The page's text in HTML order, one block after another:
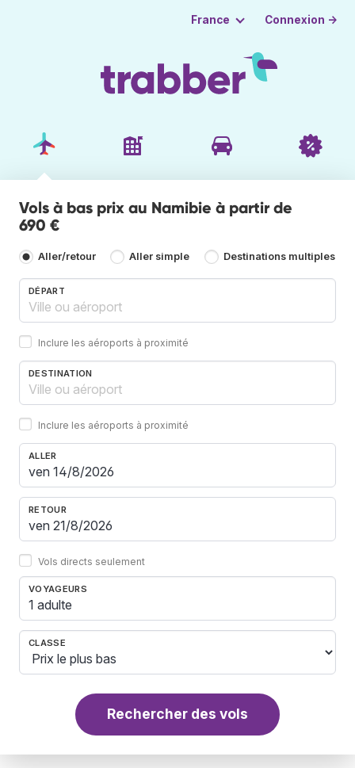
France Connexion →
Vols à bas prix au Namibie à partir de
690 €
Aller/retour Aller simple Destinations multiples
DÉPART
Inclure les aéroports à proximité
DESTINATION
Inclure les aéroports à proximité
ALLER
RETOUR
Vols directs seulement
VOYAGEURS
1 adulte
CLASSE
Rechercher des vols